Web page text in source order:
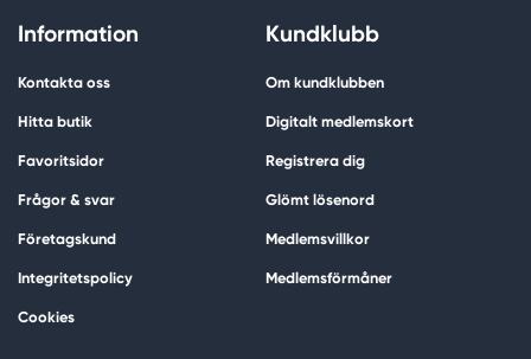
Information
Kontakta oss
Hitta butik
Favoritsidor
Frågor & svar
Företagskund
Integritetspolicy
Cookies
Kundklubb
Om kundklubben
Digitalt medlemskort
Registrera dig
Glömt lösenord
Medlemsvillkor
Medlemsförmåner